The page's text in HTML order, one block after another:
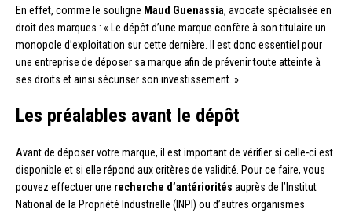
En effet, comme le souligne Maud Guenassia, avocate spécialisée en
droit des marques : « Le dépôt d’une marque confère à son titulaire un
monopole d’exploitation sur cette dernière. Il est donc essentiel pour
une entreprise de déposer sa marque afin de prévenir toute atteinte à
ses droits et ainsi sécuriser son investissement. »
Les préalables avant le dépôt
Avant de déposer votre marque, il est important de vérifier si celle-ci est
disponible et si elle répond aux critères de validité. Pour ce faire, vous
pouvez effectuer une recherche d’antériorités auprès de l’Institut
National de la Propriété Industrielle (INPI) ou d’autres organismes